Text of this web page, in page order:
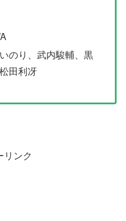
のり、武内駿輔、黒
田利冴
リンク